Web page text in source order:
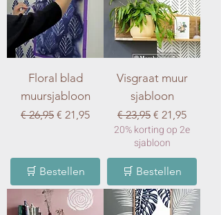
Floral blad
muursjabloon
Normale prijs
€ 26,95 Verkoopprijs
€ 21,95
🛒 Bestellen
Visgraat muur
sjabloon
Normale prijs
€ 23,95 Verkoopprijs
€ 21,95
20% korting op 2e
sjabloon
🛒 Bestellen